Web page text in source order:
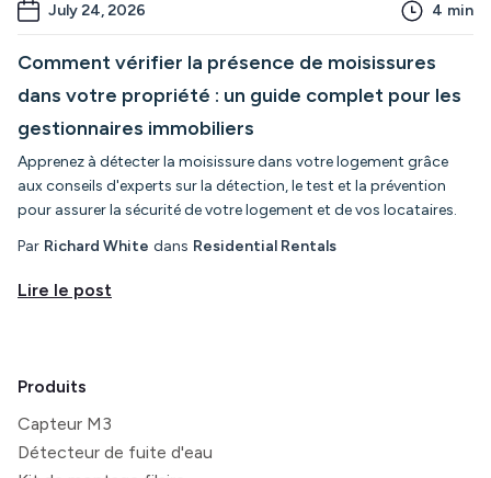
July 24, 2026 4 min
Comment vérifier la présence de moisissures
dans votre propriété : un guide complet pour les
gestionnaires immobiliers
Apprenez à détecter la moisissure dans votre logement grâce
aux conseils d'experts sur la détection, le test et la prévention
pour assurer la sécurité de votre logement et de vos locataires.
Par Richard White dans Residential Rentals
Lire le post
Produits
Capteur M3
Détecteur de fuite d'eau